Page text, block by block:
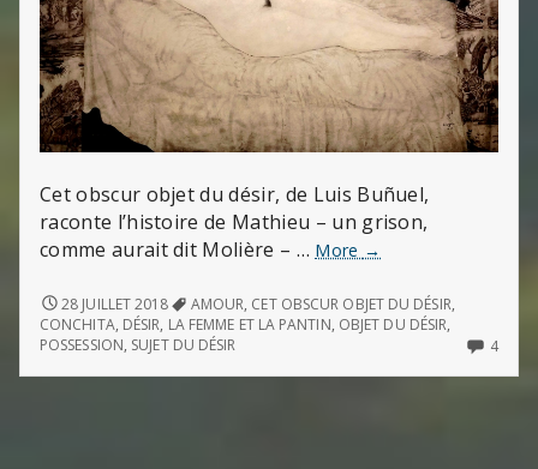
Cet obscur objet du désir, de Luis Buñuel,
raconte l’histoire de Mathieu – un grison,
comme aurait dit Molière – … More Cet
objet
du
→
CET
OBSCUR
OBJET
DÉSIR
28 JUILLET 2018 AMOUR, CET OBSCUR OBJET DU DÉSIR,
CONCHITA, DÉSIR, LA FEMME ET LA PANTIN, OBJET DU DÉSIR,
POSSESSION, SUJET DU DÉSIR 44